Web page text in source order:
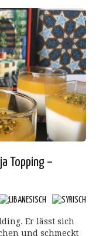
Topping –
Er lässt sich
und schmeckt